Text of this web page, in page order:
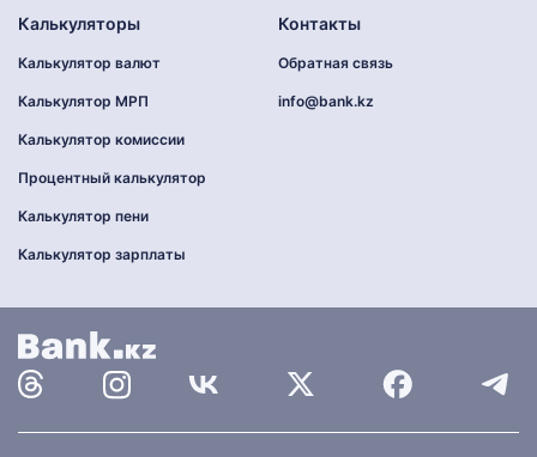
Калькуляторы
Калькулятор валют
Калькулятор МРП
Калькулятор комиссии
Процентный калькулятор
Калькулятор пени
Калькулятор зарплаты
Контакты
Обратная связь
info@bank.kz